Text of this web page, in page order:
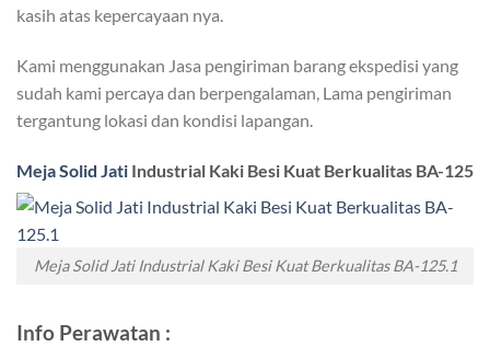
kasih atas kepercayaan nya.
Kami menggunakan Jasa pengiriman barang ekspedisi yang
sudah kami percaya dan berpengalaman, Lama pengiriman
tergantung lokasi dan kondisi lapangan.
Meja Solid Jati Industrial Kaki Besi Kuat Berkualitas BA-125
Meja Solid Jati Industrial Kaki Besi Kuat Berkualitas BA-125.1
Info Perawatan :